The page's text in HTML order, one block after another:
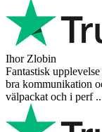
Ihor Zlobin
Fantastisk
bra kommunikation
välpackat och i perf